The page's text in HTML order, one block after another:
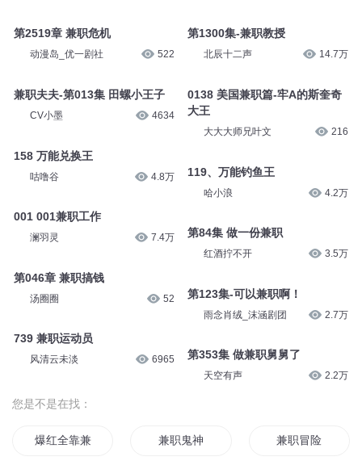
第2519章 兼职危机
动漫岛_优一剧社 522
兼职夫夫-第013集 田螺小王子
CV小墨 4634
158 万能兑换王
咕噜谷 4.8万
001 001兼职工作
澜羽灵 7.4万
第046章 兼职搞钱
汤圈圈 52
739 兼职运动员
风清云未淡 6965
第1300集-兼职教授
北辰十二声 14.7万
0138 美国兼职篇-牢A的斯奎奇
大王
大大大师兄叶文 216
119、万能钓鱼王
哈小浪 4.2万
第84集 做一份兼职
红酒拧不开 3.5万
第123集-可以兼职啊！
雨念肖绒_沫涵剧团 2.7万
第353集 做兼职舅舅了
天空有声 2.2万
您是不是在找：
爆红全靠兼职 兼职鬼神 兼职冒险